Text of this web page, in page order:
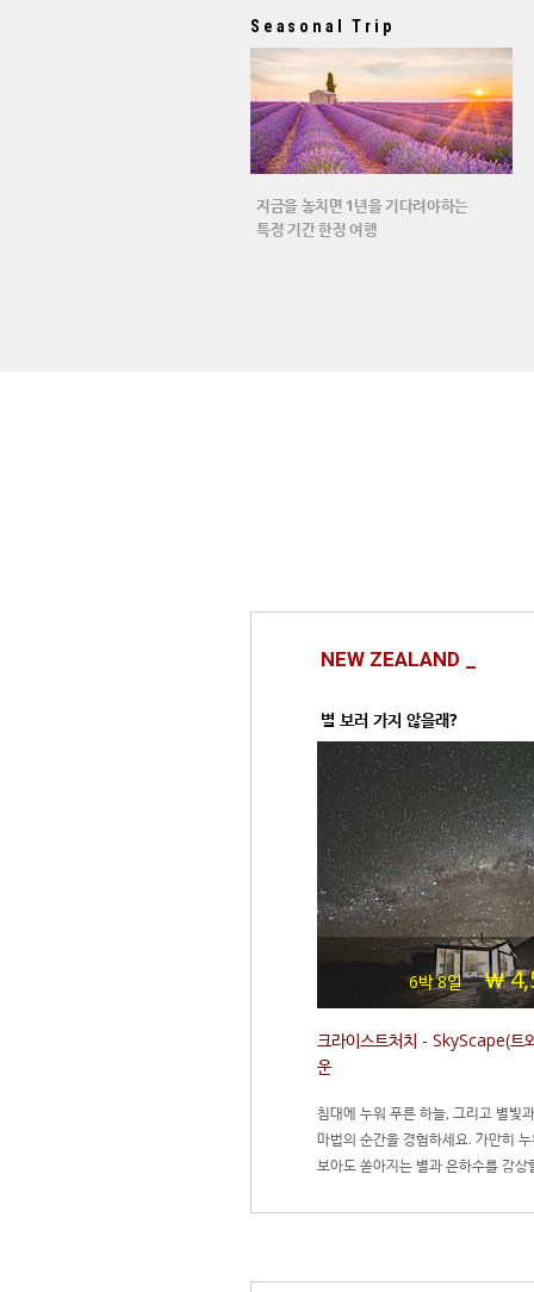
Seasonal Trip
지금을 놓치면 1년을 기다려야하는
특정 기간 한정 여행
NEW ZEALAND _
별 보러 가지 않을래?
6박 8일
크라이스트처치 - SkyScape(트
운
침대에 누워 푸른 하늘, 그리고 별빛
마법의 순간을 경험하세요. 가만히
보아도 쏟아지는 별과 은하수를 감상